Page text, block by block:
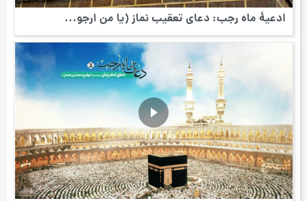
ادعیۀ ماه رجب: دعای تعقیب نماز (یا من ارجو...